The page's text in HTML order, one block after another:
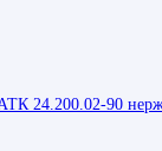
24.200.02-90